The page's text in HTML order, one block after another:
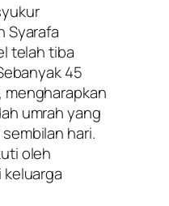
Syarafa
telah tiba
45
mengharapkan
umrah yang
hari.
oleh
keluarga